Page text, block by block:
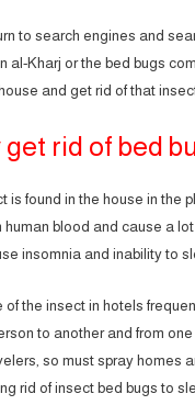
to search engines and
al-Kharj or the bed bugs
house and get rid of that
is found in the house in the
human blood and cause a
insomnia and inability to
of the insect in hotels
to another and from
so must spray homes
rid of insect bed bugs to